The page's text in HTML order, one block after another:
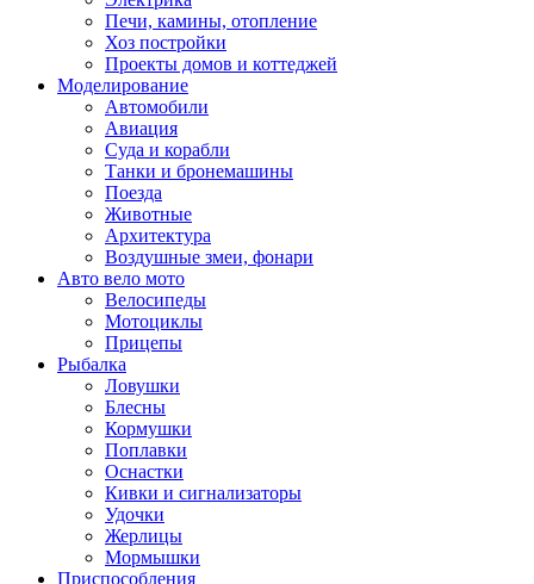
Печи, камины, отопление
Хоз постройки
Проекты домов и коттеджей
Моделирование
Автомобили
Авиация
Суда и корабли
Танки и бронемашины
Поезда
Животные
Архитектура
Воздушные змеи, фонари
Авто вело мото
Велосипеды
Мотоциклы
Прицепы
Рыбалка
Ловушки
Блесны
Кормушки
Поплавки
Оснастки
Кивки и сигнализаторы
Удочки
Жерлицы
Мормышки
Приспособления